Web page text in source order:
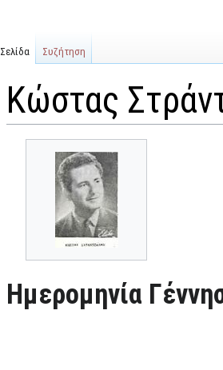
Κώστας
Ημερομηνία
Σελίδα Συζήτηση